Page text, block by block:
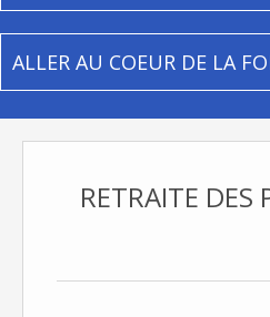
ALLER AU COEUR DE LA
RETRAITE DES